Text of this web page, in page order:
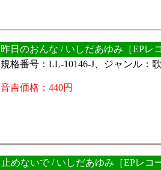
昨日のおんな / いしだあゆみ［EPレ
規格番号：LL-10146-J、ジャンル：
音吉価格：440円
止めないで / いしだあゆみ［EPレコ